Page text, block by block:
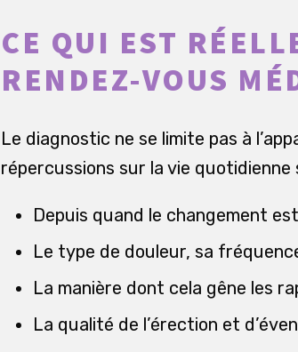
CE QUI EST
RENDEZ-VOUS
Le diagnostic ne se limite pas à
répercussions sur la vie
Depuis quand le changement
Le type de douleur, sa
La manière dont cela gêne les
La qualité de l’érection et